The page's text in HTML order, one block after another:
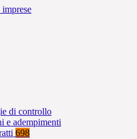
di controllo
e adempimenti
698